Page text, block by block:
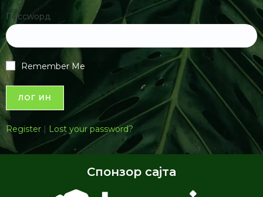
Пассwорд
Remember Me
Register | Lost your password?
Спонзор сајта